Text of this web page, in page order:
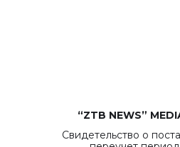
“ZTB NEWS”
Свидетельство о